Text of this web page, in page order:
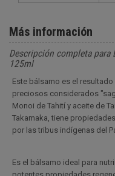
Más información
Descripción completa para
125ml
Este bálsamo es el
preciosos considerados
Monoi de Tahití y aceite de
Takamaka, tiene
por las tribus indígenas del
Es el bálsamo ideal para